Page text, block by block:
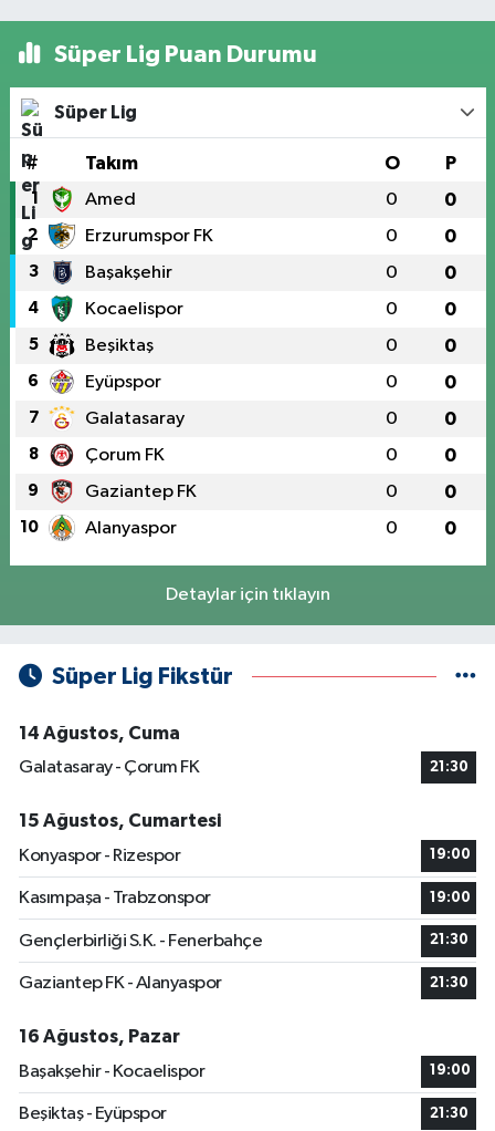
Süper Lig Puan Durumu
Süper Lig
# Takım O P
1 Amed 0 0
2 Erzurumspor FK 0 0
3 Başakşehir 0 0
4 Kocaelispor 0 0
5 Beşiktaş 0 0
6 Eyüpspor 0 0
7 Galatasaray 0 0
8 Çorum FK 0 0
9 Gaziantep FK 0 0
10 Alanyaspor 0 0
Detaylar için tıklayın
Süper Lig Fikstür
14 Ağustos, Cuma
Galatasaray - Çorum FK
21:30
15 Ağustos, Cumartesi
Konyaspor - Rizespor
19:00
Kasımpaşa - Trabzonspor 19:00
Gençlerbirliği S.K. - Fenerbahçe 21:30
Gaziantep FK - Alanyaspor 21:30
16 Ağustos, Pazar
Başakşehir - Kocaelispor
19:00
Beşiktaş - Eyüpspor 21:30